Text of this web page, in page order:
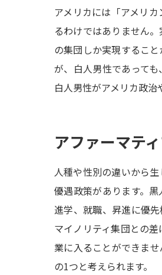
アメリカには「アメリ
るわけではありません
の集団しか実現するこ
が、白人男性であって
白人男性がアメリカ政治
アファーマテ
人種や性別の違いから
優遇政策があります。
進学、就職、昇進に優
マイノリティ集団との
業に入ることができま
の1つと考えられます。